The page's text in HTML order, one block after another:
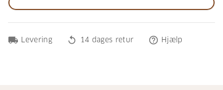
local_shipping Levering replay 14 dages retur help_outline Hjælp